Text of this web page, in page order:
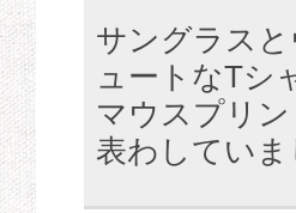
サングラス
ュートなTシ
マウスプリ
表わしていま